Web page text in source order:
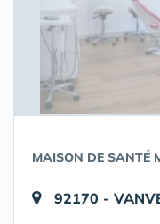
MAISON DE SANTÉ
92170 -